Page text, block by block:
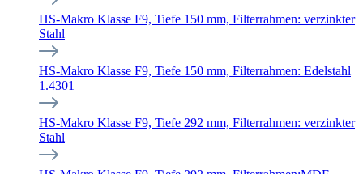
HS-Makro Klasse F9, Tiefe 150 mm, Filterrahmen: verzinkter
Stahl
HS-Makro Klasse F9, Tiefe 150 mm, Filterrahmen: Edelstahl
1.4301
HS-Makro Klasse F9, Tiefe 292 mm, Filterrahmen: verzinkter
Stahl